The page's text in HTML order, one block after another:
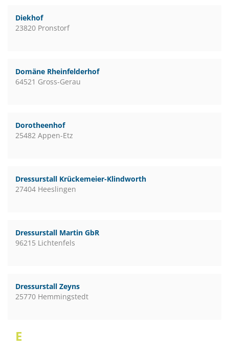
Diekhof
23820 Pronstorf
Domäne Rheinfelderhof
64521 Gross-Gerau
Dorotheenhof
25482 Appen-Etz
Dressurstall Krückemeier-Klindworth
27404 Heeslingen
Dressurstall Martin GbR
96215 Lichtenfels
Dressurstall Zeyns
25770 Hemmingstedt
E